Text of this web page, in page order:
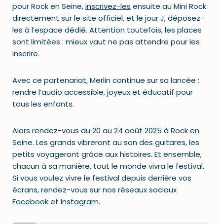
pour Rock en Seine,inscrivez-les ensuite au Mini Rock
directement sur le site officiel, et le jour J, déposez-
les à l’espace dédié. Attention toutefois, les places
sont limitées : mieux vaut ne pas attendre pour les
inscrire.
Avec ce partenariat, Merlin continue sur sa lancée :
rendre l’audio accessible, joyeux et éducatif pour
tous les enfants.
Alors rendez-vous du 20 au 24 août 2025 à Rock en
Seine. Les grands vibreront au son des guitares, les
petits voyageront grâce aux histoires. Et ensemble,
chacun à sa manière, tout le monde vivra le festival.
Si vous voulez vivre le festival depuis derrière vos
écrans, rendez-vous sur nos réseaux sociaux
Facebooket Instagram.